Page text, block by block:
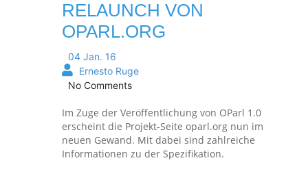
RELAUNCH VON
OPARL.ORG
04 Jan. 16
Ernesto Ruge
No Comments
Im Zuge der Veröffentlichung von OParl 1.0
erscheint die Projekt-Seite oparl.org nun im
neuen Gewand. Mit dabei sind zahlreiche
Informationen zu der Spezifikation.